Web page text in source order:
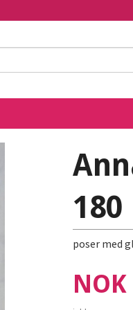
180
poser med
Pris
NOK